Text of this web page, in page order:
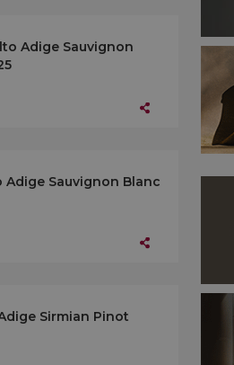
Adige Sauvignon
Adige Sauvignon Blanc
Sirmian Pinot